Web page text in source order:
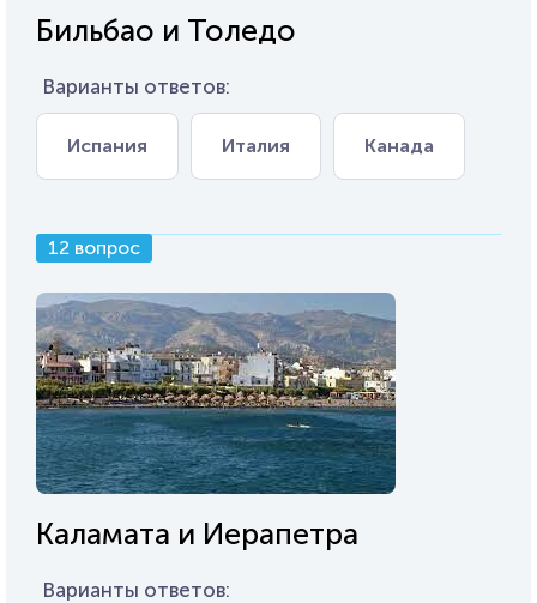
Бильбао и Толедо
Варианты ответов:
Испания Италия Канада
12 вопрос
Каламата и Иерапетра
Варианты ответов: